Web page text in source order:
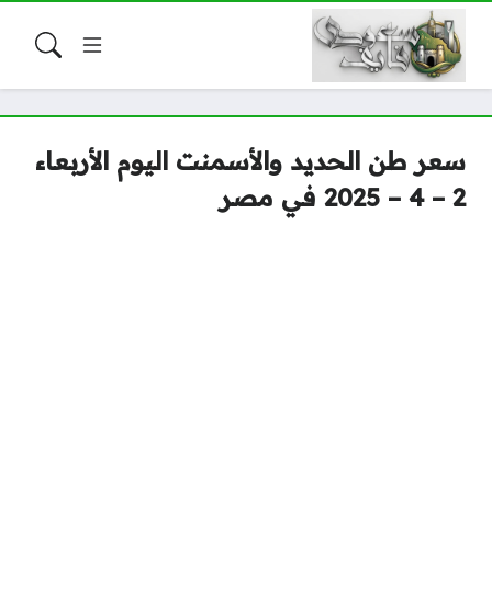
سعر طن الحديد والأسمنت اليوم الأربعاء
2 – 4 – 2025 في مصر